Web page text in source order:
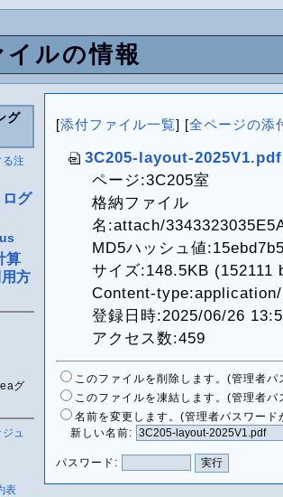
ルの情報
グ
注
グ
算
方
グ
ュ
表
[添付ファイル一覧] [全ページの添
3C205-layout-2025V1.pdf
ページ:3C205室
格納ファイル
名:attach/
MD5ハッシュ値
サイズ:148.5KB (152111
Content-
登録日時:2025/06/26
アクセス数:459
このファイルを削除します。(管理者
このファイルを凍結します。(管理者
名前を変更します。(管理者パスワード
新しい名前:
パスワード: